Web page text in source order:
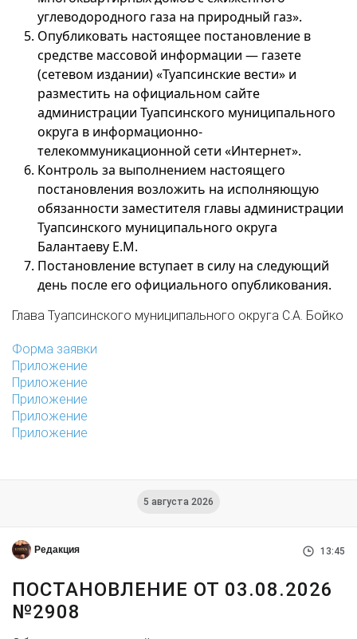
углеводородного газа на природный газ».
Опубликовать настоящее постановление в
средстве массовой информации — газете
(сетевом издании) «Туапсинские вести» и
разместить на официальном сайте
администрации Туапсинского муниципального
округа в информационно-
телекоммуникационной сети «Интернет».
Контроль за выполнением настоящего
постановления возложить на исполняющую
обязанности заместителя главы администрации
Туапсинского муниципального округа
Балантаеву Е.М.
Постановление вступает в силу на следующий
день после его официального опубликования.
Глава Туапсинского муниципального округа С.А. Бойко
Форма заявки
Приложение
Приложение
Приложение
Приложение
Приложение
5 августа 2026
Редакция 13:45
ПОСТАНОВЛЕНИЕ ОТ 03.08.2026
№2908